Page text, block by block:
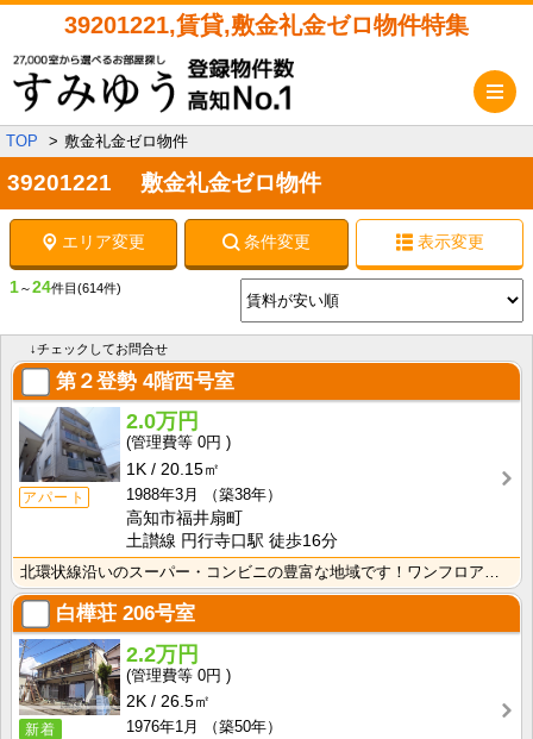
39201221,賃貸,敷金礼金ゼロ物件特集
TOP 敷金礼金ゼロ物件
39201221 敷金礼金ゼロ物件
エリア変更 条件変更 表示変更
1～24件目 (614件)
↓チェックしてお問合せ
第２登勢 4階西号室
アパート
2.0万円
0円
1K
20.15㎡
1988年3月
（築38年）
高知市福井扇町
土讃線 円行寺口駅 徒歩16分
北環状線沿いのスーパー・コンビニの豊富な地域です！ワンフロアに2世帯ずつなので窓が多く、風通しの良い･･･
白樺荘 206号室
新着
2.2万円
0円
2K
26.5㎡
1976年1月
（築50年）